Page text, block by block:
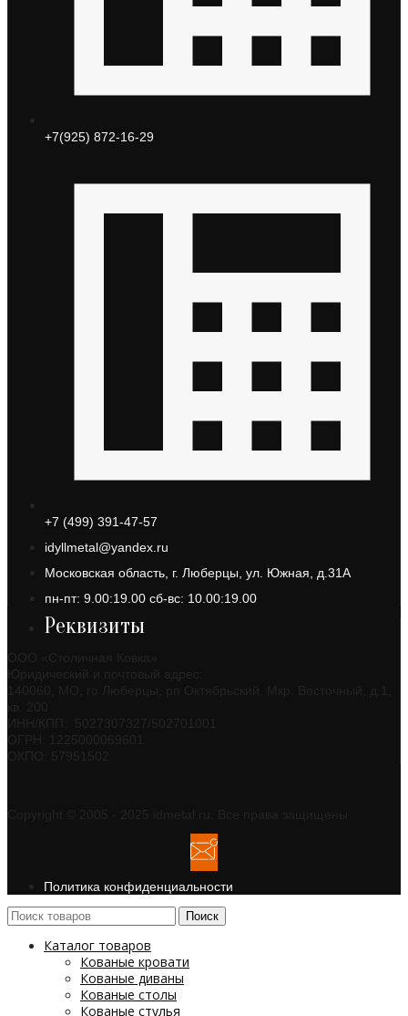
+7(925) 872-16-29
+7 (499) 391-47-57
idyllmetal@yandex.ru
Московская область, г. Люберцы, ул. Южная, д.31А
пн-пт: 9.00:19.00 сб-вс: 10.00:19.00
Реквизиты
Политика конфиденциальности
Поиск
Каталог товаров
Кованые кровати
Кованые диваны
Кованые столы
Кованые стулья